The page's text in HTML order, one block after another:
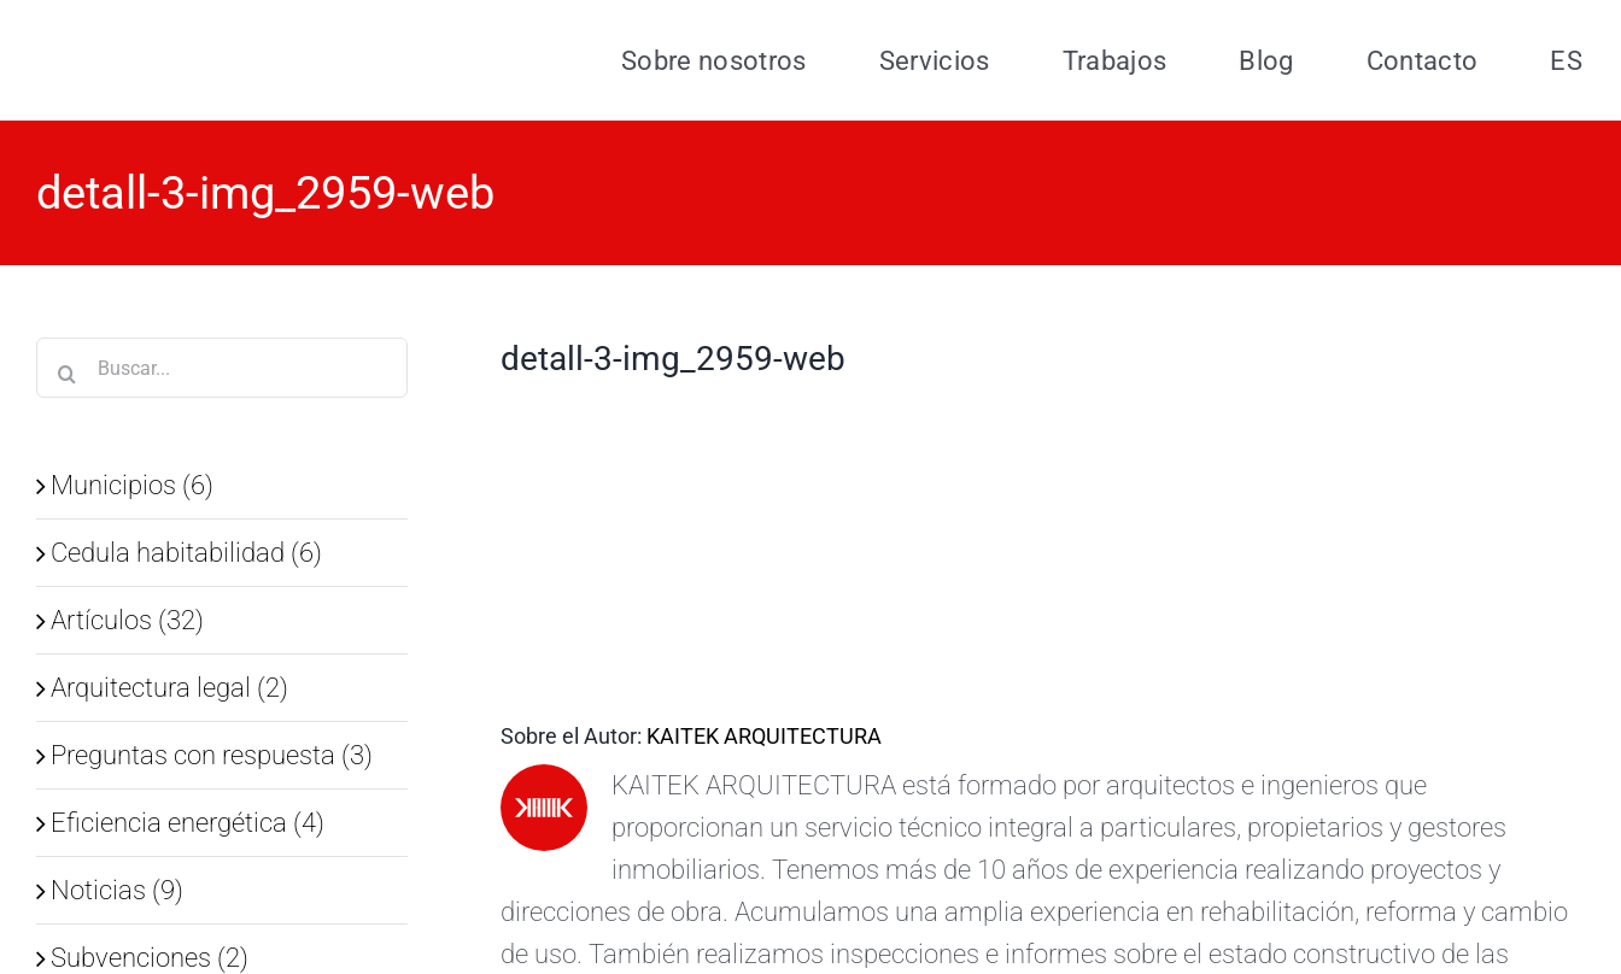
Sobre nosotros Servicios Trabajos Blog Contacto ES
detall-3-img_2959-web
detall-3-img_2959-web
Sobre el Autor: KAITEK ARQUITECTURA
KAITEK ARQUITECTURA está formado por arquitectos e ingenieros que
proporcionan un servicio técnico integral a particulares, propietarios y gestores
inmobiliarios. Tenemos más de 10 años de experiencia realizando proyectos y
direcciones de obra. Acumulamos una amplia experiencia en rehabilitación, reforma y cambio
de uso. También realizamos inspecciones e informes sobre el estado constructivo de las
Buscar:
Municipios (6)
Cedula habitabilidad (6)
Artículos (32)
Arquitectura legal (2)
Preguntas con respuesta (3)
Eficiencia energética (4)
Noticias (9)
Subvenciones (2)